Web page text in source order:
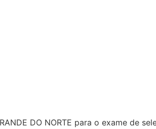
DO NORTE para o exame de